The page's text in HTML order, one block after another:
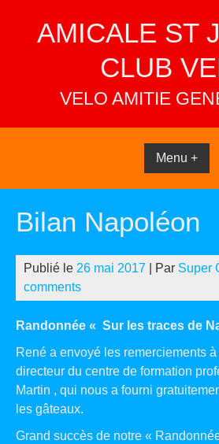
contentAMICALE ST
CLUB
VELO AMITIE
Menu +
Bilan Napoléon
Publié le 26 mai 2017 | Par Super
comments
Randonnée « Sur les traces de
René a envoyé les remerciements
directeur du centre de formation
Martin , qui nous a fourni
les gâteaux.
Grand succès de notre «